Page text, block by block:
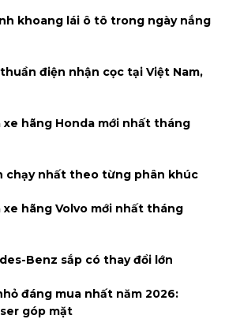
khoang lái ô tô trong ngày nắng
điện nhận cọc tại Việt Nam,
xe hãng Honda mới nhất tháng
chạy nhất theo từng phân khúc
xe hãng Volvo mới nhất tháng
Benz sắp có thay đổi lớn
đáng mua nhất năm 2026:
góp mặt